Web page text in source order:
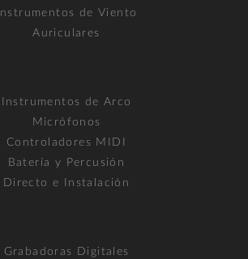
Instrumentos de Viento
Auriculares
Instrumentos de Arco
Micrófonos
Controladores MIDI
Batería y Percusión
Directo e Instalación
Grabadoras Digitales